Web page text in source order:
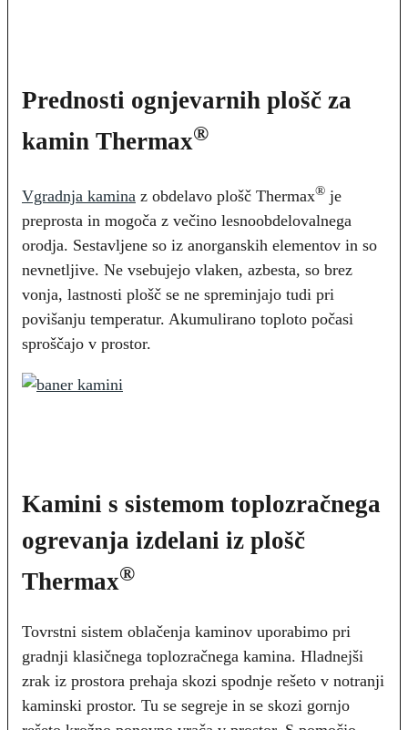
Prednosti ognjevarnih plošč za
kamin Thermax®
Vgradnja kamina z obdelavo plošč Thermax® je
preprosta in mogoča z večino lesnoobdelovalnega
orodja. Sestavljene so iz anorganskih elementov in so
nevnetljive. Ne vsebujejo vlaken, azbesta, so brez
vonja, lastnosti plošč se ne spreminjajo tudi pri
povišanju temperatur. Akumulirano toploto počasi
sproščajo v prostor.
Kamini s sistemom toplozračnega
ogrevanja izdelani iz plošč
Thermax®
Tovrstni sistem oblačenja kaminov uporabimo pri
gradnji klasičnega toplozračnega kamina. Hladnejši
zrak iz prostora prehaja skozi spodnje rešeto v notranji
kaminski prostor. Tu se segreje in se skozi gornjo